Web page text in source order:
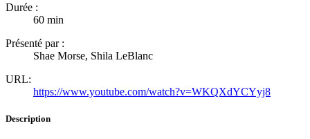
Durée :
60 min
Présenté par :
Shae Morse, Shila LeBlanc
URL:
https://www.youtube.com/watch?v=WKQXdYCYyj8
Description